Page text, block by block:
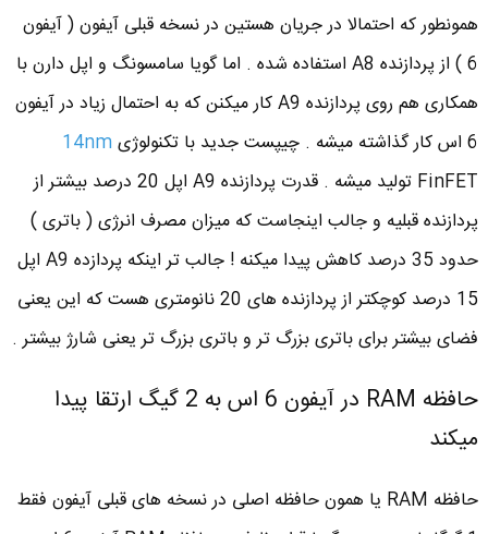
همونطور که احتمالا در جریان هستین در نسخه قبلی آیفون ( آیفون
6 ) از پردازنده A8 استفاده شده . اما گویا سامسونگ و اپل دارن با
همکاری هم روی پردازنده A9 کار میکنن که به احتمال زیاد در آیفون
6 اس کار گذاشته میشه . چیپست جدید با تکنولوژی
14nm
FinFET تولید میشه . قدرت پردازنده A9 اپل 20 درصد بیشتر از
پردازنده قبلیه و جالب اینجاست که میزان مصرف انرژی ( باتری )
حدود 35 درصد کاهش پیدا میکنه ! جالب تر اینکه پردازده A9 اپل
15 درصد کوچکتر از پردازنده های 20 نانومتری هست که این یعنی
فضای بیشتر برای باتری بزرگ تر و باتری بزرگ تر یعنی شارژ بیشتر .
حافظه RAM در آیفون 6 اس به 2 گیگ ارتقا پیدا
میکند
حافظه RAM یا همون حافظه اصلی در نسخه های قبلی آیفون فقط